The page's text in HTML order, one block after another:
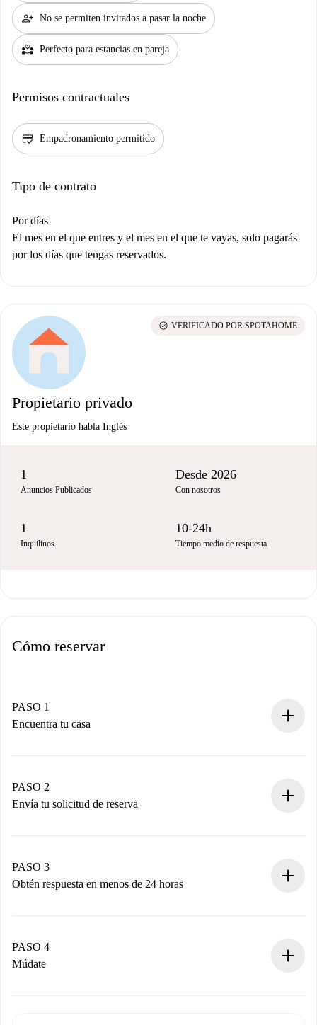
person_add No se permiten invitados a pasar la noche
partner_heart Perfecto para estancias en pareja
Permisos contractuales
credit_score Empadronamiento permitido
Tipo de contrato
Por días
El mes en el que entres y el mes en el que te vayas, solo pagarás
por los días que tengas reservados.
Propietario privado
Este propietario habla Inglés
check_circle VERIFICADO POR SPOTAHOME
1
Anuncios Publicados
Desde 2026
Con nosotros
1
Inquilinos
10-24h
Tiempo medio de respuesta
Cómo reservar
PASO 1
Encuentra tu casa
Tienes toda la información necesaria por adelantado.
PASO 2
Envía tu solicitud de reserva
propietario acepte.
PASO 3
Obtén respuesta en menos de 24 horas
contacto con el propietario.
Si es rechazada: No te haremos ningún cargo y te
PASO 4
Múdate